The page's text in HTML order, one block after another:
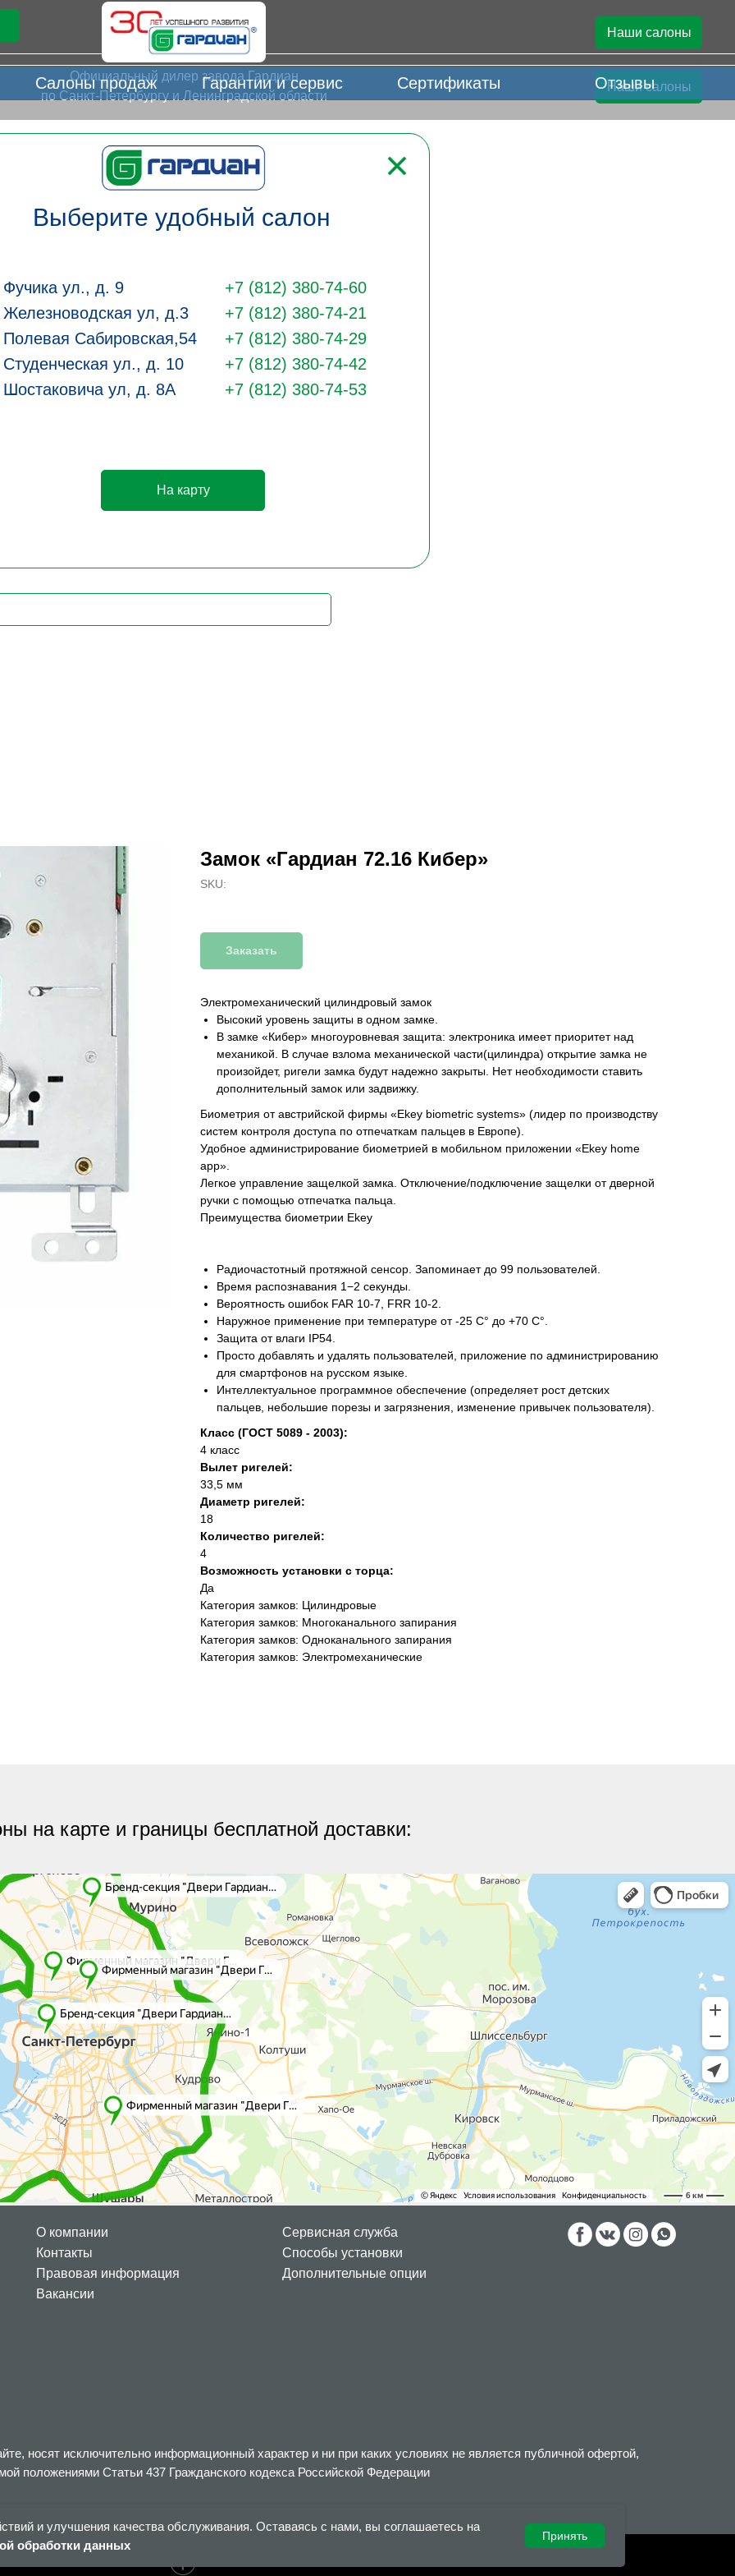
Наши салоны
Официальный дилер завода Гардиан
по Санкт-Петербургу и Ленинградской области
Наши салоны
Салоны продаж Гарантии и сервис Сертификаты Отзывы
Выберите удобный салон
Железноводская ул, д.3
Полевая Сабировская,54
Студенческая ул., д. 10
Шостаковича ул, д. 8А
Фучика ул., д. 9
+7 (812) 380-74-21
+7 (812) 380-74-29
+7 (812) 380-74-42
+7 (812) 380-74-53
+7 (812) 380-74-60
На карту
Замок «Гардиан 72.16 Кибер»
SKU:
Заказать
Электромеханический цилиндровый замок
Высокий уровень защиты в одном замке.
В замке «Кибер» многоуровневая защита: электроника имеет приоритет над
механикой. В случае взлома механической части(цилиндра) открытие замка не
произойдет, ригели замка будут надежно закрыты. Нет необходимости ставить
дополнительный замок или задвижку.
Биометрия от австрийской фирмы «Ekey biometric systems» (лидер по производству
систем контроля доступа по отпечаткам пальцев в Европе).
Удобное администрирование биометрией в мобильном приложении «Ekey home
app».
Легкое управление защелкой замка. Отключение/подключение защелки от дверной
ручки с помощью отпечатка пальца.
Преимущества биометрии Ekey
Радиочастотный протяжной сенсор. Запоминает до 99 пользователей.
Время распознавания 1−2 секунды.
Вероятность ошибок FAR 10-7, FRR 10-2.
Наружное применение при температуре от -25 С° до +70 С°.
Защита от влаги IP54.
Просто добавлять и удалять пользователей, приложение по администрированию
для смартфонов на русском языке.
Интеллектуальное программное обеспечение (определяет рост детских
пальцев, небольшие порезы и загрязнения, изменение привычек пользователя).
Класс (ГОСТ 5089 - 2003):
4 класс
Вылет ригелей:
33,5 мм
Диаметр ригелей:
18
Количество ригелей:
4
Возможность установки с торца:
Да
Категория замков: Цилиндровые
Категория замков: Многоканального запирания
Категория замков: Одноканального запирания
Категория замков: Электромеханические
на карте и границы бесплатной доставки:
О компании Сервисная служба
Вакансии
Правовая информация
Контакты
Способы установки
Дополнительные опции
носят исключительно информационный характер и ни при каких условиях не является публичной офертой,
положениями Статьи 437 Гражданского кодекса Российской Федерации
и улучшения качества обслуживания. Оставаясь с нами, вы соглашаетесь на
обработки данных
Принять